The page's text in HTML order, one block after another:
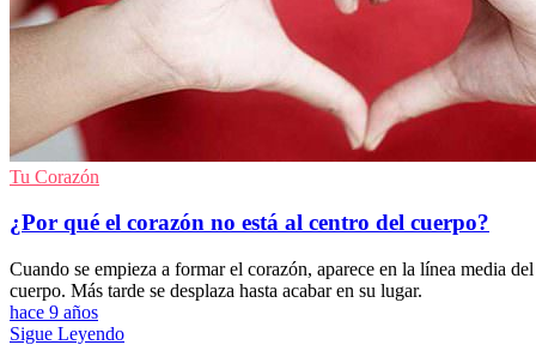
Tu Corazón
¿Por qué el corazón no está al centro del cuerpo?
Cuando se empieza a formar el corazón, aparece en la línea media del
cuerpo. Más tarde se desplaza hasta acabar en su lugar.
hace 9 años
Sigue Leyendo